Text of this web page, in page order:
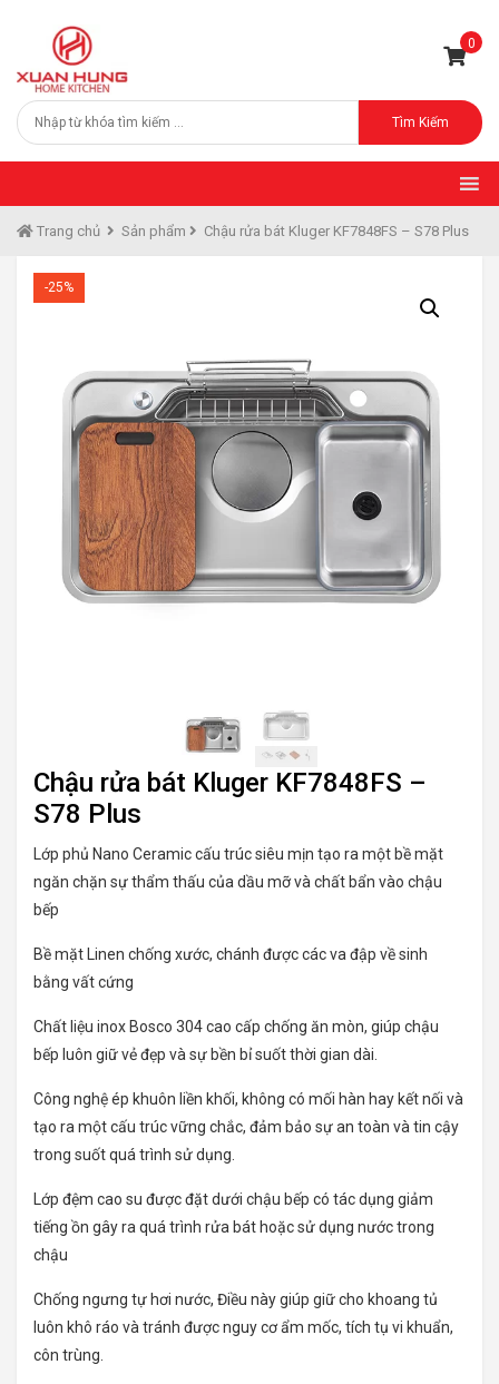
0
Tìm Kiếm
Trang chủ Sản phẩm Chậu rửa bát Kluger KF7848FS – S78 Plus
-25%
Chậu rửa bát Kluger KF7848FS –
S78 Plus
Lớp phủ Nano Ceramic cấu trúc siêu mịn tạo ra một bề mặt
ngăn chặn sự thẩm thấu của dầu mỡ và chất bẩn vào chậu
bếp
Bề mặt Linen chống xước, chánh được các va đập về sinh
bằng vất cứng
Chất liệu inox Bosco 304 cao cấp chống ăn mòn, giúp chậu
bếp luôn giữ vẻ đẹp và sự bền bỉ suốt thời gian dài.
Công nghệ ép khuôn liền khối, không có mối hàn hay kết nối và
tạo ra một cấu trúc vững chắc, đảm bảo sự an toàn và tin cậy
trong suốt quá trình sử dụng.
Lớp đệm cao su được đặt dưới chậu bếp có tác dụng giảm
tiếng ồn gây ra quá trình rửa bát hoặc sử dụng nước trong
chậu
Chống ngưng tự hơi nước, Điều này giúp giữ cho khoang tủ
luôn khô ráo và tránh được nguy cơ ẩm mốc, tích tụ vi khuẩn,
côn trùng.